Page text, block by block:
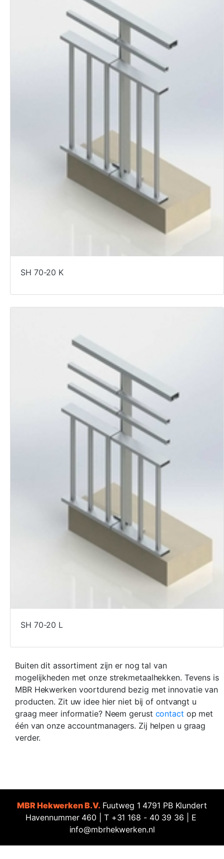
SH 70-20 K
SH 70-20 L
Buiten dit assortiment zijn er nog tal van
mogelijkheden met onze strekmetaalhekken. Tevens is
MBR Hekwerken voortdurend bezig met innovatie van
producten. Zit uw idee hier niet bij of ontvangt u
graag meer informatie? Neem gerust contact op met
één van onze accountmanagers. Zij helpen u graag
verder.
MBR Hekwerken B.V. Fuutweg 1 4791 PB Klundert
Havennummer 460 | T +31 168 - 40 39 36 | E
info@mbrhekwerken.nl